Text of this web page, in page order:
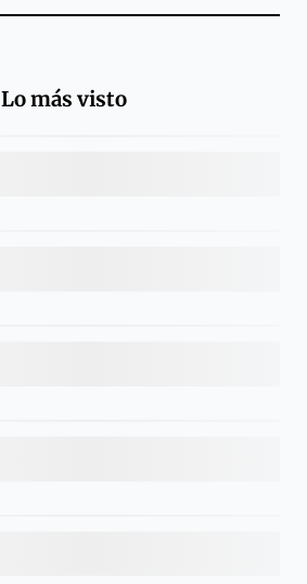
Lo más visto